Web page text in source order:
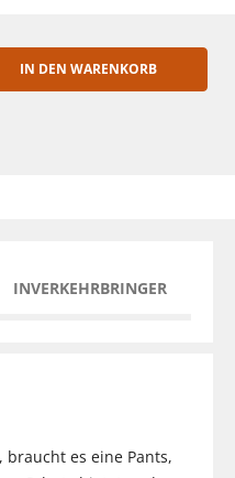
IN DEN WARENKORB
INVERKEHRBRINGER
es eine Pants,